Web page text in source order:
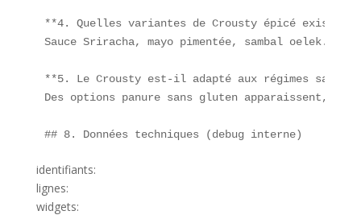
**4. Quelles variantes de Crousty épicé
Sauce Sriracha, mayo pimentée, sambal oelek.
**5. Le Crousty est-il adapté aux régimes sans
Des options panure sans gluten apparaissent,
identifiants:
lignes:
widgets: